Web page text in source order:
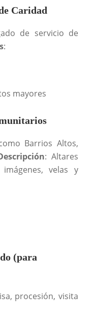
Caridad
de servicio de
:
mayores
Barrios Altos,
: Altares
velas y
(para
procesión, visita